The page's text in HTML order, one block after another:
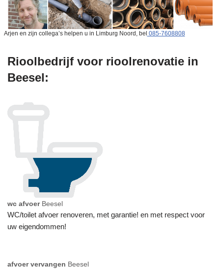
Arjen en zijn collega’s helpen u in Limburg Noord, bel 085-7608808
Rioolbedrijf voor rioolrenovatie in
Beesel:
wc afvoer Beesel
WC/toilet afvoer renoveren, met garantie! en met respect voor
uw eigendommen!
afvoer vervangen Beesel